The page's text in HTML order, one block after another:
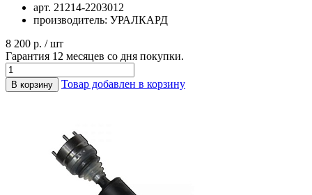
арт. 21214-2203012
производитель: УРАЛКАРД
8 200 р. / шт
Гарантия 12 месяцев со дня покупки.
В корзину Товар добавлен в корзину